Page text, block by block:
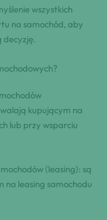
wszystkich
na samochód, aby
decyzję.
kupującym na
lub przy wsparciu
(leasing): są
leasing samochodu